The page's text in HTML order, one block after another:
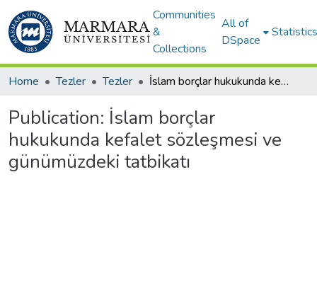
Communities
&
Collections
All of
DSpace
Statistics
Home Tezler Tezler İslam borçlar hukukunda kefalet sözleşmesi ve günümüzdeki tatbikatı
Publication: İslam borçlar
hukukunda kefalet sözleşmesi ve
günümüzdeki tatbikatı